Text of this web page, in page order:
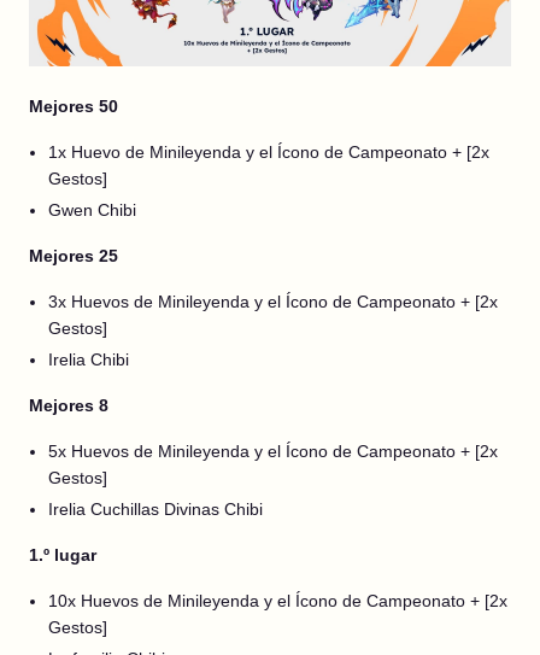
Mejores 50
1x Huevo de Minileyenda y el Ícono de Campeonato + [2x
Gestos]
Gwen Chibi
Mejores 25
3x Huevos de Minileyenda y el Ícono de Campeonato + [2x
Gestos]
Irelia Chibi
Mejores 8
5x Huevos de Minileyenda y el Ícono de Campeonato + [2x
Gestos]
Irelia Cuchillas Divinas Chibi
1.º lugar
10x Huevos de Minileyenda y el Ícono de Campeonato + [2x
Gestos]